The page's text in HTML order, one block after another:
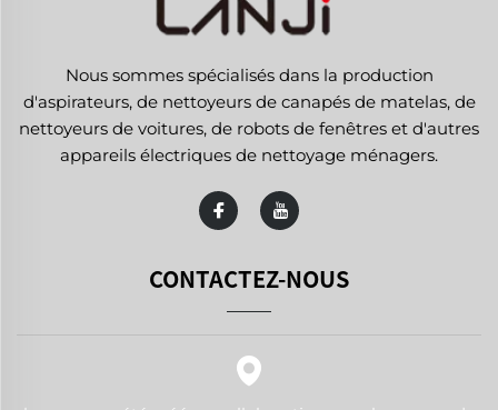
Nous sommes spécialisés dans la production
d'aspirateurs, de nettoyeurs de canapés de matelas, de
nettoyeurs de voitures, de robots de fenêtres et d'autres
appareils électriques de nettoyage ménagers.
CONTACTEZ-NOUS